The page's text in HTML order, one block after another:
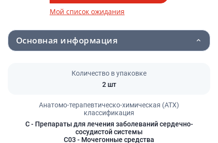
Мой список ожидания
Основная информация
Количество в упаковке
2 шт
Анатомо-терапевтическо-химическая (АТХ)
классификация
C- Препараты для лечения заболеваний сердечно-
сосудистой системы
C03 - Мочегонные средства